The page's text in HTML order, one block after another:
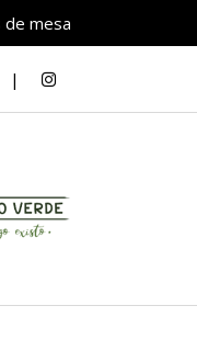
de mesa